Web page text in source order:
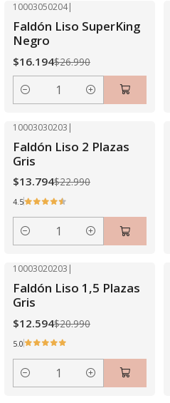
10003050204|
Faldón Liso SuperKing
Negro
$16.194$26.990
Cantidad
10003030203 |
Faldón Liso 2 Plazas
Gris
$13.794$22.990
4.5
Cantidad
10003020203 |
Faldón Liso 1,5 Plazas
Gris
$12.594$20.990
5.0
Cantidad